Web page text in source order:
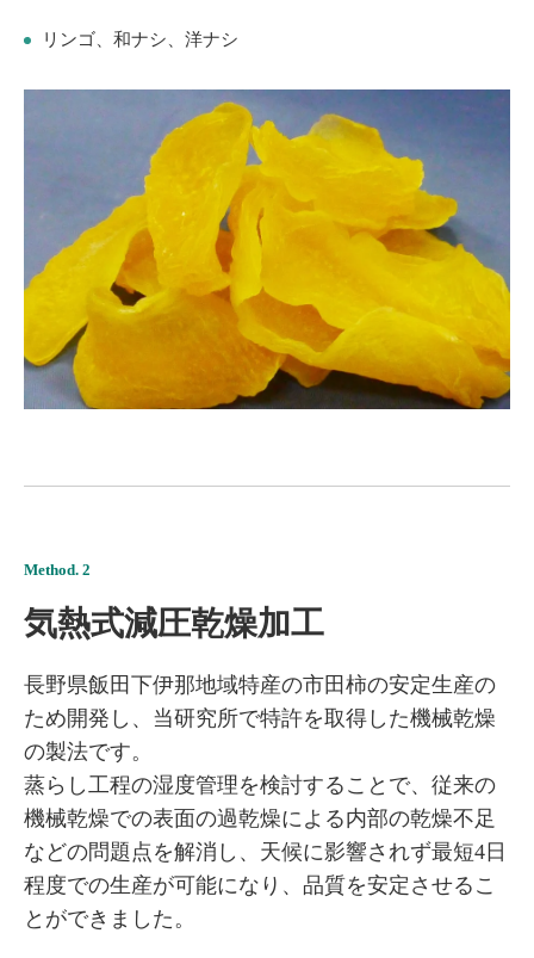
リンゴ、和ナシ、洋ナシ
Method. 2
気熱式減圧乾燥加工
長野県飯田下伊那地域特産の市田柿の安定生産の
ため開発し、当研究所で特許を取得した機械乾燥
の製法です。
蒸らし工程の湿度管理を検討することで、従来の
機械乾燥での表面の過乾燥による内部の乾燥不足
などの問題点を解消し、天候に影響されず最短4日
程度での生産が可能になり、品質を安定させるこ
とができました。